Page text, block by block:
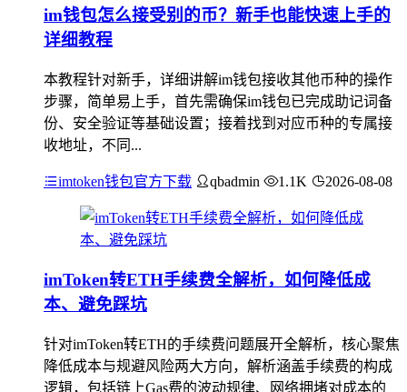
im钱包怎么接受别的币？新手也能快速上手的
详细教程
本教程针对新手，详细讲解im钱包接收其他币种的操作
步骤，简单易上手，首先需确保im钱包已完成助记词备
份、安全验证等基础设置；接着找到对应币种的专属接
收地址，不同...
imtoken钱包官方下载 qbadmin 1.1K 2026-08-08
imToken转ETH手续费全解析，如何降低成
本、避免踩坑
针对imToken转ETH的手续费问题展开全解析，核心聚焦
降低成本与规避风险两大方向，解析涵盖手续费的构成
逻辑，包括链上Gas费的波动规律、网络拥堵对成本的